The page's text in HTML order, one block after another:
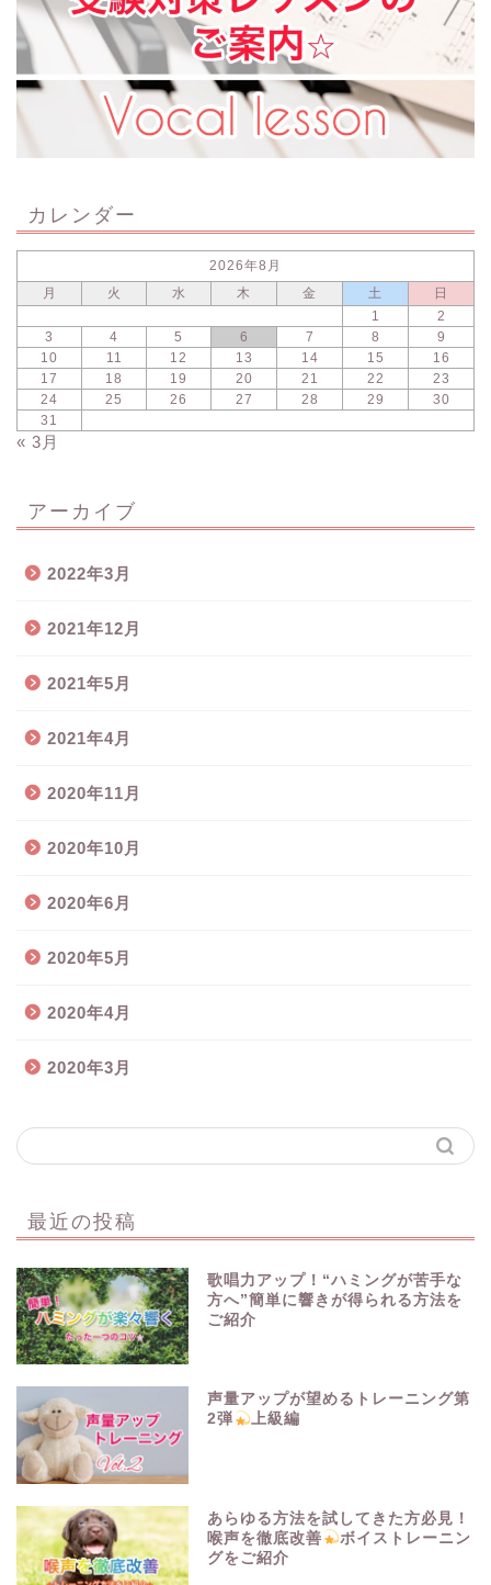
カレンダー
2026年8月
月
火 水 木 金 土
日
1
2
3
4 5 6 7 8
9
10
11 12 13 14 15
16
17
18 19 20 21 22
23
24
25 26 27 28 29
30
31
« 3月
アーカイブ
2022年3月
2021年12月
2021年5月
2021年4月
2020年11月
2020年10月
2020年6月
2020年5月
2020年4月
2020年3月
最近の投稿
歌唱力アップ！“ハミングが苦手な
方へ”簡単に響きが得られる方法を
ご紹介
声量アップが望めるトレーニング第
2弾
上級編
あらゆる方法を試してきた方必見！
喉声を徹底改善
ボイストレーニン
グをご紹介